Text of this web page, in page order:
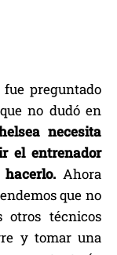
preguntado
no dudó en
necesita
el entrenador
Ahora
que no
técnicos
y tomar una